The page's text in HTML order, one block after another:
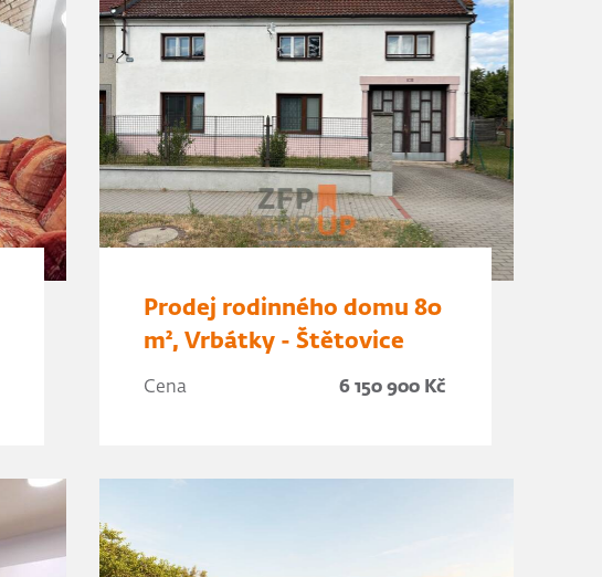
Prodej rodinného domu 80
m², Vrbátky - Štětovice
Cena 6 150 900 Kč